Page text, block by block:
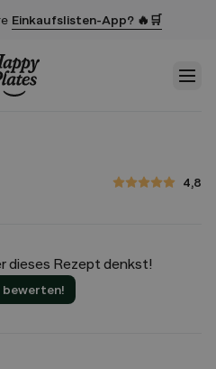
Einkaufslisten-App? 🔥🛒
4,8
4,8 von 5 Sternen
dieses Rezept denkst!